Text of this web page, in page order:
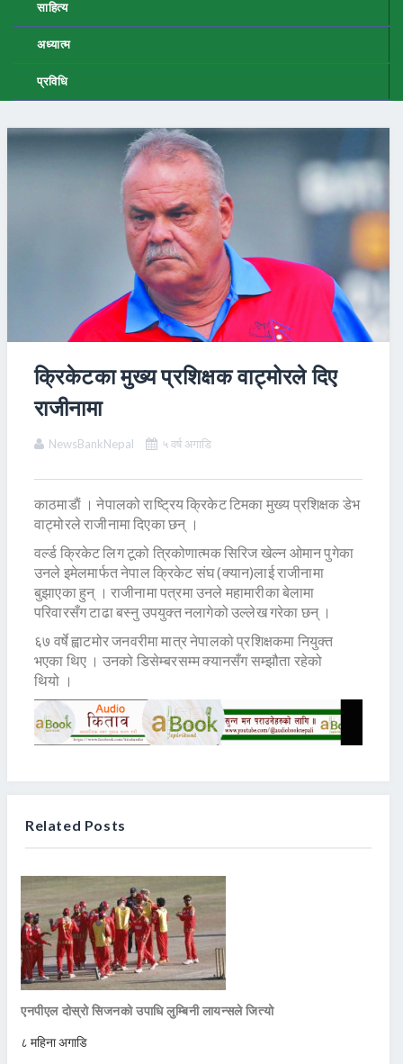
साहित्य
अध्यात्म
प्रविधि
क्रिकेटका मुख्य प्रशिक्षक वाट्मोरले दिए
राजीनामा
NewsBankNepal ५ वर्ष अगाडि
काठमाडाैं । नेपालको राष्ट्रिय क्रिकेट टिमका मुख्य प्रशिक्षक डेभ
वाट्मोरले राजीनामा दिएका छन् ।
वर्ल्ड क्रिकेट लिग टूको त्रिकोणात्मक सिरिज खेल्न ओमान पुगेका
उनले इमेलमार्फत नेपाल क्रिकेट संघ (क्यान)लाई राजीनामा
बुझाएका हुन् । राजीनामा पत्रमा उनले महामारीका बेलामा
परिवारसँग टाढा बस्नु उपयुक्त नलागेको उल्लेख गरेका छन् ।
६७ वर्षे ह्वाटमोर जनवरीमा मात्र नेपालको प्रशिक्षकमा नियुक्त
भएका थिए । उनको डिसेम्बरसम्म क्यानसँग सम्झौता रहेको
थियो ।
Related Posts
एनपीएल दोस्रो सिजनको उपाधि लुम्बिनी लायन्सले जित्यो
८ महिना अगाडि